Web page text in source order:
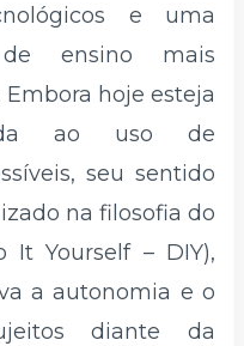
e uma
ensino mais
hoje esteja
ao uso de
seu sentido
na filosofia do
It Yourself – DIY),
a autonomia e o
diante da